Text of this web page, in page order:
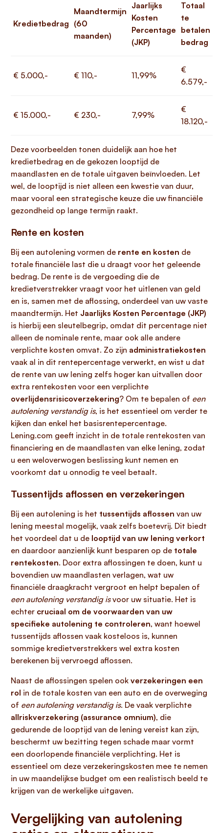
Kredietbedrag
Maandtermijn
(60
maanden)
Jaarlijks
Kosten
Percentage
(JKP)
Totaal
te
betalen
bedrag
€ 5.000,- € 110,- 11,99%
€
6.579,-
€ 15.000,- € 230,- 7,99%
€
18.120,-
Deze voorbeelden tonen duidelijk aan hoe het
kredietbedrag en de gekozen looptijd de
maandlasten en de totale uitgaven beïnvloeden. Let
wel, de looptijd is niet alleen een kwestie van duur,
maar vooral een strategische keuze die uw financiële
gezondheid op lange termijn raakt.
Rente en kosten
Bij een autolening vormen de rente en kosten de
totale financiële last die u draagt voor het geleende
bedrag. De rente is de vergoeding die de
kredietverstrekker vraagt voor het uitlenen van geld
en is, samen met de aflossing, onderdeel van uw vaste
maandtermijn. Het Jaarlijks Kosten Percentage (JKP)
is hierbij een sleutelbegrip, omdat dit percentage niet
alleen de nominale rente, maar ook alle andere
verplichte kosten omvat. Zo zijn administratiekosten
vaak al in dit rentepercentage verwerkt, en wist u dat
de rente van uw lening zelfs hoger kan uitvallen door
extra rentekosten voor een verplichte
overlijdensrisicoverzekering? Om te bepalen of een
autolening verstandig is, is het essentieel om verder te
kijken dan enkel het basisrentepercentage.
Lening.com geeft inzicht in de totale rentekosten van
financiering en de maandlasten van elke lening, zodat
u een weloverwogen beslissing kunt nemen en
voorkomt dat u onnodig te veel betaalt.
Tussentijds aflossen en verzekeringen
Bij een autolening is het tussentijds aflossen van uw
lening meestal mogelijk, vaak zelfs boetevrij. Dit biedt
het voordeel dat u de looptijd van uw lening verkort
en daardoor aanzienlijk kunt besparen op de totale
rentekosten. Door extra aflossingen te doen, kunt u
bovendien uw maandlasten verlagen, wat uw
financiële draagkracht vergroot en helpt bepalen of
een autolening verstandig isvoor uw situatie. Het is
echter cruciaal om de voorwaarden van uw
specifieke autolening te controleren, want hoewel
tussentijds aflossen vaak kosteloos is, kunnen
sommige kredietverstrekkers wel extra kosten
berekenen bij vervroegd aflossen.
Naast de aflossingen spelen ook verzekeringen een
rol in de totale kosten van een auto en de overweging
of een autolening verstandig is. De vaak verplichte
allriskverzekering (assurance omnium), die
gedurende de looptijd van de lening vereist kan zijn,
beschermt uw bezitting tegen schade maar vormt
een doorlopende financiële verplichting. Het is
essentieel om deze verzekeringskosten mee te nemen
in uw maandelijkse budget om een realistisch beeld te
krijgen van de werkelijke uitgaven.
Vergelijking van autolening